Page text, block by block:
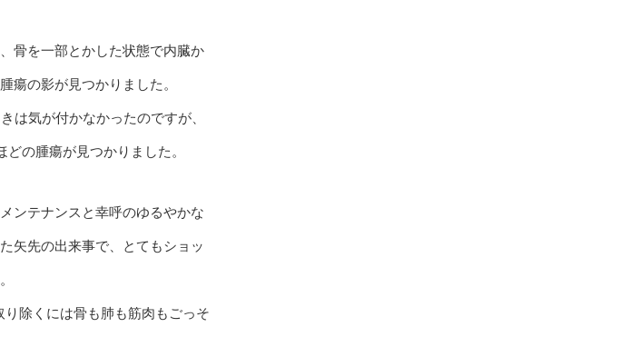
骨を一部とかした状態で内臓か
瘍の影が見つかりました。
は気が付かなかったのですが、
の腫瘍が見つかりました。
ンテナンスと幸呼のゆるやかな
矢先の出来事で、とてもショッ
除くには骨も肺も筋肉もごっそ